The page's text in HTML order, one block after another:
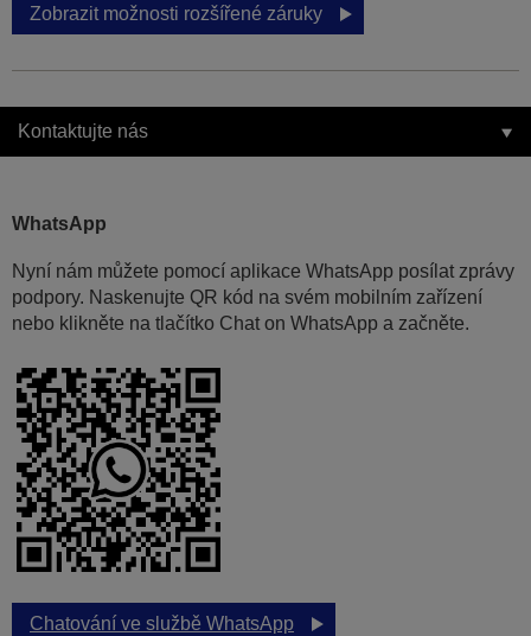
Zobrazit možnosti rozšířené záruky
Kontaktujte nás
WhatsApp
Nyní nám můžete pomocí aplikace WhatsApp posílat zprávy
podpory. Naskenujte QR kód na svém mobilním zařízení
nebo klikněte na tlačítko Chat on WhatsApp a začněte.
Chatování ve službě WhatsApp